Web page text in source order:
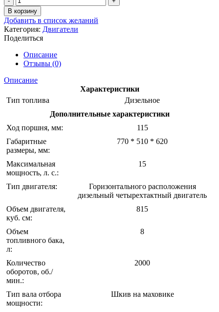
товара
Дизельный
двигатель
XT-
15
В корзину
Добавить в список желаний
Категория: Двигатели
Поделиться
Описание
Отзывы (0)
Описание
Характеристики
Тип топлива
Дизельное
Дополнительные характеристики
Ход поршня, мм:
115
Габаритные
размеры, мм:
770 * 510 * 620
Максимальная
мощность, л. с.:
15
Тип двигателя:
Горизонтального расположения
дизельный четырехтактный двигатель
Объем двигателя,
куб. см:
815
Объем
топливного бака,
л:
8
Количество
оборотов, об./
мин.:
2000
Тип вала отбора
мощности:
Шкив на маховике